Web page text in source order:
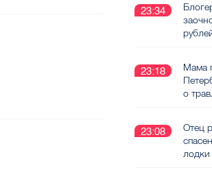
23:34
23:18
Мама
о
23:08
Отец
лодки